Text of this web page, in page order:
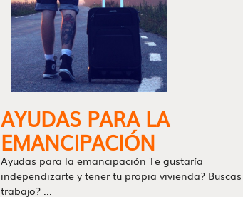
AYUDAS PARA LA
EMANCIPACIÓN
Ayudas para la emancipación Te gustaría
independizarte y tener tu propia vivienda? Buscas
trabajo? ...